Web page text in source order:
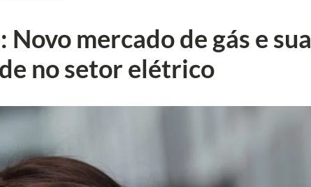
mercado de gás e sua
no setor elétrico